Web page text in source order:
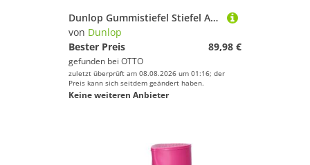
Dunlop Gummistiefel Stiefel Acifort High Voltage, white, G44/45
von Dunlop
Bester Preis
89,98 €
gefunden bei OTTO
zuletzt überprüft am 08.08.2026 um 01:16; der
Preis kann sich seitdem geändert haben.
Keine weiteren Anbieter